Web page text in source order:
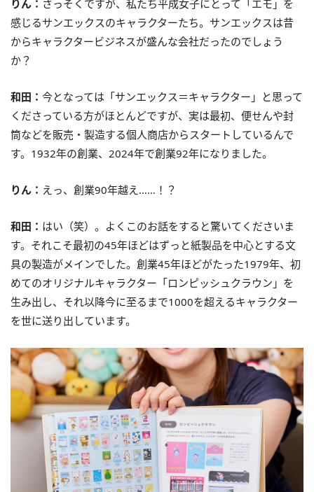
りん： さっそくですが、私たち平成女子にとって「エモ」を
感じるサンエックスのキャラクターたち。サンエックスは昔
からキャラクタービジネスが盛んな会社だったのでしょう
か？
和田： 今となっては「サンエックス＝キャラクター」と思って
くださっている方がほとんどですが、実は最初、便せんや封
筒などを販売・製造する個人商店からスタートしているんで
す。1932年の創業、2024年で創業92年になりました。
りん： えっ、創業90年越え……！？
和田： はい（笑）。よくこのお話をすると驚いてくださいま
す。それこそ最初の45年ほどはずっと紙製品を中心とする文
具の製造がメインでした。創業45年ほどがたった1979年、初
めてのオリジナルキャラクター「ロンピッシュクラウン」を
生み出し、それ以降今に至るまで1000を超えるキャラクター
を世に送り出しています。